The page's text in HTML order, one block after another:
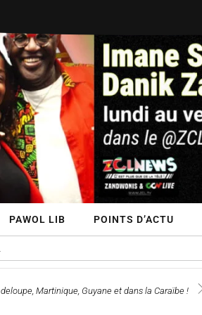
PAWOL LIB POINTS D’ACTU
Martinique, Guyane et dans la Caraïbe !